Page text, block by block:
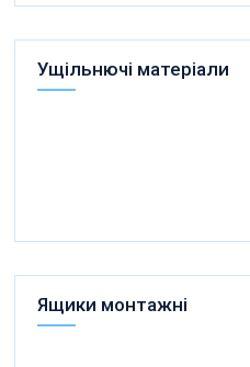
Ущільнючі матеріали
Ящики монтажні